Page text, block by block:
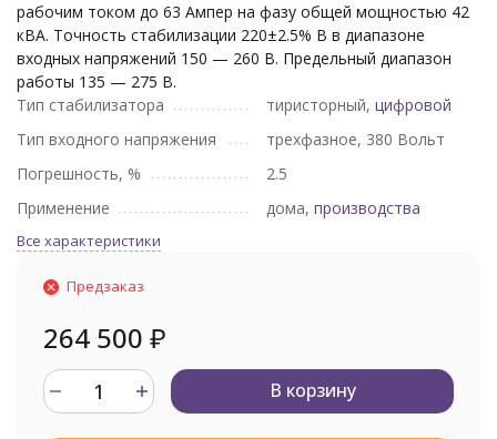
рабочим током до 63 Ампер на фазу общей мощностью 42
кВА. Точность стабилизации 220±2.5% В в диапазоне
входных напряжений 150 — 260 В. Предельный диапазон
работы 135 — 275 В.
Тип стабилизатора
тиристорный, цифровой
Тип входного напряжения
трехфазное, 380 Вольт
Погрешность, %
2.5
Применение
дома, производства
Все характеристики
Предзаказ
264 500 ₽
В корзину